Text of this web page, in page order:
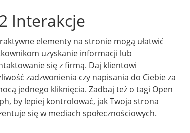
Interakcje
elementy na stronie mogą ułatwić
uzyskanie informacji lub
się z firmą. Daj klientowi
zadzwonienia czy napisania do Ciebie za
jednego kliknięcia. Zadbaj też o tagi Open
by lepiej kontrolować, jak Twoja strona
się w mediach społecznościowych.